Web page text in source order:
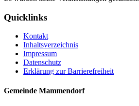
Quicklinks
Kontakt
Inhaltsverzeichnis
Impressum
Datenschutz
Erklärung zur Barrierefreiheit
Gemeinde Mammendorf